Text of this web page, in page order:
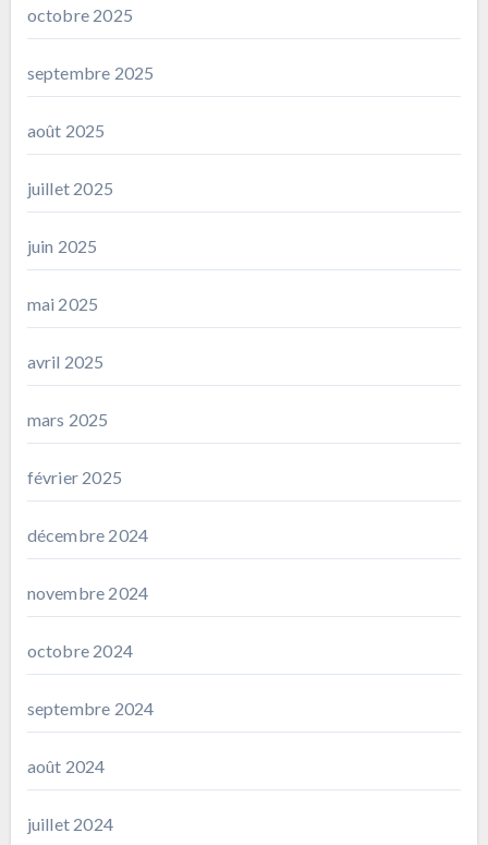
octobre 2025
septembre 2025
août 2025
juillet 2025
juin 2025
mai 2025
avril 2025
mars 2025
février 2025
décembre 2024
novembre 2024
octobre 2024
septembre 2024
août 2024
juillet 2024